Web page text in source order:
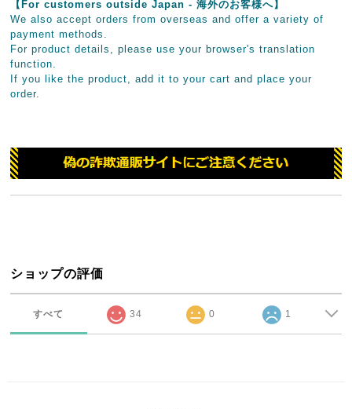
【For customers outside Japan - 海外のお客様へ】
We also accept orders from overseas and offer a variety of
payment methods.
For product details, please use your browser's translation
function.
If you like the product, add it to your cart and place your
order.
ショップの評価
すべて 34 0 1